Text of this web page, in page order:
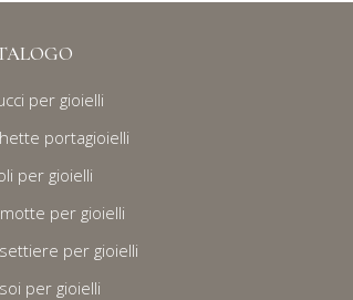
per gioielli
portagioielli
per gioielli
per gioielli
per gioielli
per gioielli